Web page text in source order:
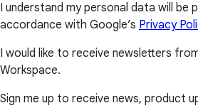
I understand my personal data will be
accordance with Google’s Privacy
I would like to receive newsletters
Workspace.
Sign me up to receive news, product